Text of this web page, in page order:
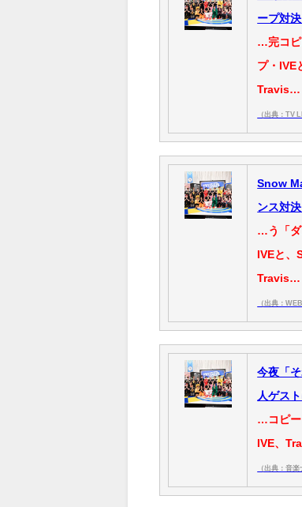
ープ対
…完コ
プ・IVE
Travis…
（出典：TV
Snow
ンス対
…う「
IVEと、
Travis…
（出典：
今夜「
人ゲス
…コピ
IVE、
（出典：音楽